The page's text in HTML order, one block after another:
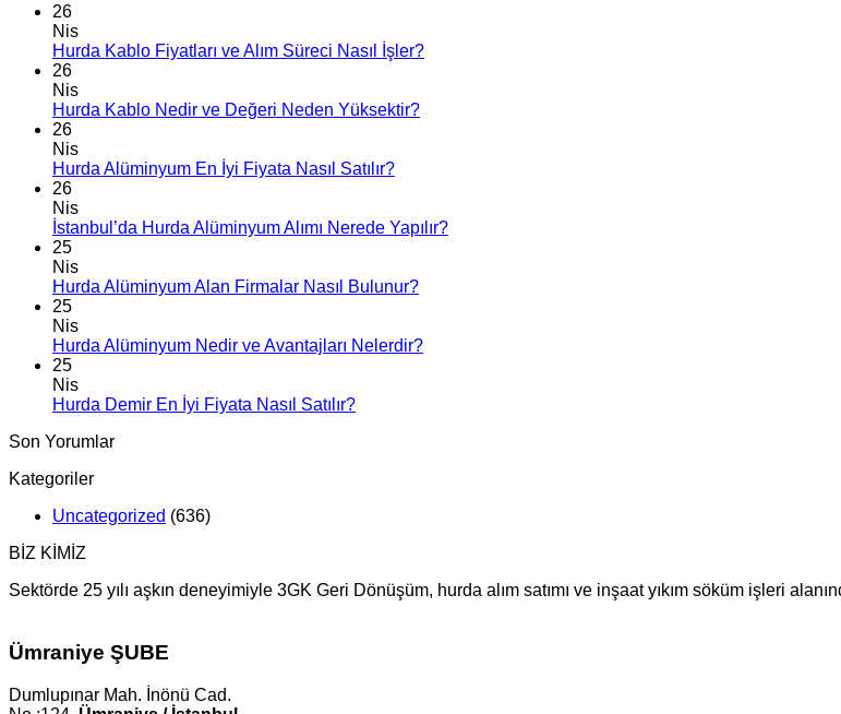
26
Nis
Hurda Kablo Fiyatları ve Alım Süreci Nasıl İşler?
26
Nis
Hurda Kablo Nedir ve Değeri Neden Yüksektir?
26
Nis
Hurda Alüminyum En İyi Fiyata Nasıl Satılır?
26
Nis
İstanbul’da Hurda Alüminyum Alımı Nerede Yapılır?
25
Nis
Hurda Alüminyum Alan Firmalar Nasıl Bulunur?
25
Nis
Hurda Alüminyum Nedir ve Avantajları Nelerdir?
25
Nis
Hurda Demir En İyi Fiyata Nasıl Satılır?
Son Yorumlar
Kategoriler
Uncategorized (636)
BİZ KİMİZ
Sektörde 25 yılı aşkın deneyimiyle 3GK Geri Dönüşüm, hurda alım satımı ve inşaat yıkım söküm işleri
Ümraniye ŞUBE
Dumlupınar Mah. İnönü Cad.